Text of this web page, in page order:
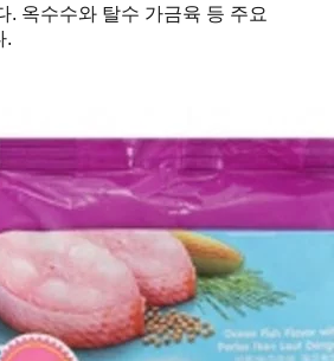
. 옥수수와 탈수 가금육 등 주요
.